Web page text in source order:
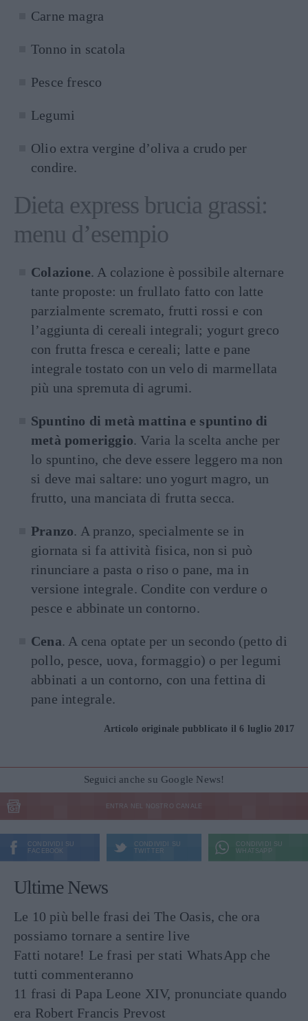
Carne magra
Tonno in scatola
Pesce fresco
Legumi
Olio extra vergine d’oliva a crudo per
condire.
Dieta express brucia grassi:
menu d’esempio
Colazione. A colazione è possibile alternare
tante proposte: un frullato fatto con latte
parzialmente scremato, frutti rossi e con
l’aggiunta di cereali integrali; yogurt greco
con frutta fresca e cereali; latte e pane
integrale tostato con un velo di marmellata
più una spremuta di agrumi.
Spuntino di metà mattina e spuntino di
metà pomeriggio. Varia la scelta anche per
lo spuntino, che deve essere leggero ma non
si deve mai saltare: uno yogurt magro, un
frutto, una manciata di frutta secca.
Pranzo. A pranzo, specialmente se in
giornata si fa attività fisica, non si può
rinunciare a pasta o riso o pane, ma in
versione integrale. Condite con verdure o
pesce e abbinate un contorno.
Cena. A cena optate per un secondo (petto di
pollo, pesce, uova, formaggio) o per legumi
abbinati a un contorno, con una fettina di
pane integrale.
Articolo originale pubblicato il 6 luglio 2017
Seguici anche su Google News!
ENTRA NEL NOSTRO CANALE
CONDIVIDI SU
FACEBOOK
CONDIVIDI SU
TWITTER
CONDIVIDI SU
WHATSAPP
Ultime News
Le 10 più belle frasi dei The Oasis, che ora
possiamo tornare a sentire live
Fatti notare! Le frasi per stati WhatsApp che
tutti commenteranno
11 frasi di Papa Leone XIV, pronunciate quando
era Robert Francis Prevost